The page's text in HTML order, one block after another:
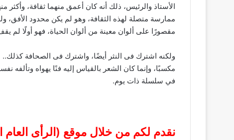
الأستاذ والرئيس، ذلك أنه كان أعمق منهما ثقافة، وأكثر
ممارسة متصلة لهذه الثقافة، وهو لم يكن محدود الأفق،
مقصورًا على ألوان معينة من ألوان الحياة، فهو أولًا لم
ولكنه اشترك فى النثر أيضًا، واشترك فى الصحافة
مكسبًا، وإنما كان الشعر بالقياس إليه فنًا يهواه وتألفه
في سلسلة ذات يوم.
نقدم لكم من خلال موقع ( الرأى